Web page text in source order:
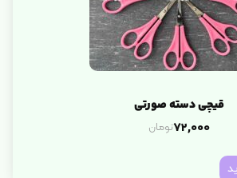
قیچی دسته صورتی
72,000تومان